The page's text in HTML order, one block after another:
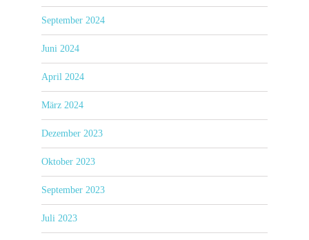
September 2024
Juni 2024
April 2024
März 2024
Dezember 2023
Oktober 2023
September 2023
Juli 2023